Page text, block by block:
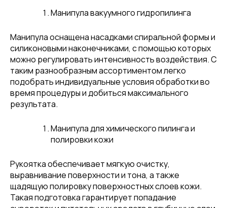
Манипула вакуумного гидропилинга
Манипула оснащена насадками спиральной формы и
силиконовыми наконечниками, с помощью которых
можно регулировать интенсивность воздействия. С
таким разнообразным ассортиментом легко
подобрать индивидуальные условия обработки во
время процедуры и добиться максимального
результата.
Манипула для химического пилинга и
полировки кожи
Рукоятка обеспечивает мягкую очистку,
выравнивание поверхности и тона, а также
щадящую полировку поверхностных слоев кожи.
Такая подготовка гарантирует попадание